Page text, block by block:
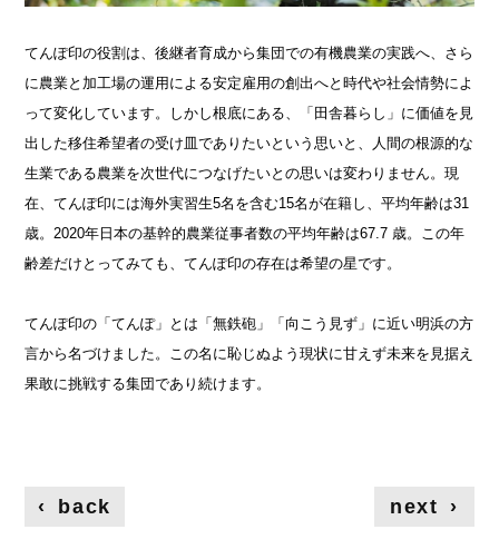
てんぽ印の役割は、後継者育成から集団での有機農業の実践へ、さら
に農業と加工場の運用による安定雇用の創出へと時代や社会情勢によ
って変化しています。しかし根底にある、「田舎暮らし」に価値を見
出した移住希望者の受け皿でありたいという思いと、人間の根源的な
生業である農業を次世代につなげたいとの思いは変わりません。現
在、てんぽ印には海外実習生5名を含む15名が在籍し、平均年齢は31
歳。2020年日本の基幹的農業従事者数の平均年齢は67.7 歳。この年
齢差だけとってみても、てんぽ印の存在は希望の星です。
てんぽ印の「てんぽ」とは「無鉄砲」「向こう見ず」に近い明浜の方
言から名づけました。この名に恥じぬよう現状に甘えず未来を見据え
果敢に挑戦する集団であり続けます。
‹ back next ›